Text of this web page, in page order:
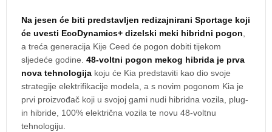
Na jesen će biti predstavljen redizajnirani Sportage koji
će uvesti EcoDynamics+ dizelski meki hibridni pogon
a treća generacija Kije Ceed će pogon dobiti tijekom
sljedeće godine. 48-voltni pogon mekog hibrida je prva
nova tehnologija koju će Kia predstaviti kao dio svoje
strategije elektrifikacije modela, a s novim pogonom Kia je
prvi proizvođač koji u svojoj gami nudi hibridna vozila, plug-
in hibride, 100% električna vozila te novu 48-voltnu
tehnologiju.